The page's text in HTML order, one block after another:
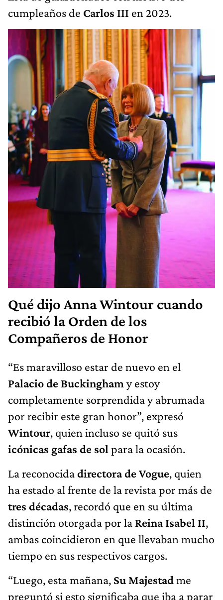
cumpleaños de Carlos III en 2023.
Qué dijo Anna Wintour cuando
recibió la Orden de los
Compañeros de Honor
“Es maravilloso estar de nuevo en el
Palacio de Buckingham y estoy
completamente sorprendida y abrumada
por recibir este gran honor”, expresó
Wintour, quien incluso se quitó sus
icónicas gafas de sol para la ocasión.
La reconocidadirectora de Vogue, quien
ha estado al frente de la revista por más de
tres décadas, recordó que en su última
distinción otorgada por la Reina Isabel II,
ambas coincidieron en que llevaban mucho
tiempo en sus respectivos cargos.
“Luego, esta mañana, Su Majestadme
preguntó si esto significaba que iba a parar